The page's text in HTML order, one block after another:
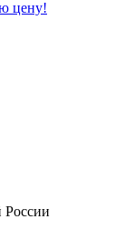
цену!
России